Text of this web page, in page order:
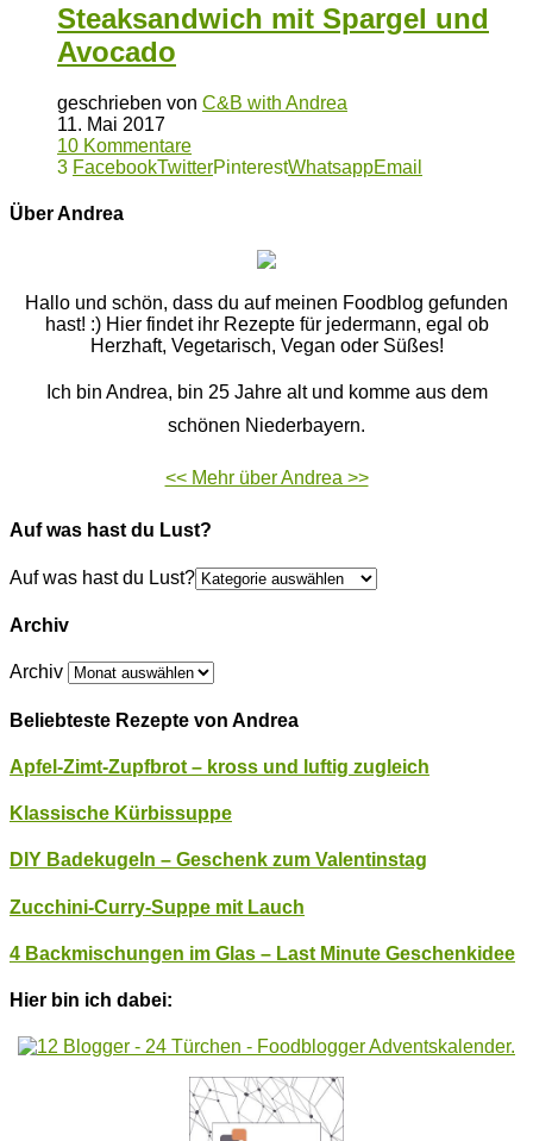
Steaksandwich mit Spargel und
Avocado
geschrieben von C&B with Andrea
11. Mai 2017
10 Kommentare
3 FacebookTwitterPinterestWhatsappEmail
Über Andrea
Hallo und schön, dass du auf meinen Foodblog gefunden
hast! :) Hier findet ihr Rezepte für jedermann, egal ob
Herzhaft, Vegetarisch, Vegan oder Süßes!
Ich bin Andrea, bin 25 Jahre alt und komme aus dem
schönen Niederbayern.
<< Mehr über Andrea >>
Auf was hast du Lust?
Auf was hast du Lust?
Archiv
Archiv
Beliebteste Rezepte von Andrea
Apfel-Zimt-Zupfbrot – kross und luftig zugleich
Klassische Kürbissuppe
DIY Badekugeln – Geschenk zum Valentinstag
Zucchini-Curry-Suppe mit Lauch
4 Backmischungen im Glas – Last Minute Geschenkidee
Hier bin ich dabei: